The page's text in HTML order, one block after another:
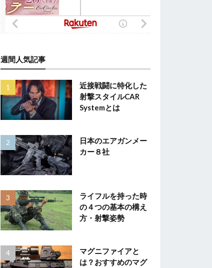
週間人気記事
近接戦闘に特化した
射撃スタイルCAR
Systemとは
日本のエアガンメー
カー８社
ライフルを持った時
の４つの基本の構え
方・射撃姿勢
マグニファイアと
は？おすすめのマグ